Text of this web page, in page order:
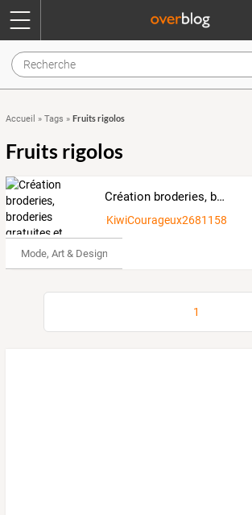
Accueil » Tags » Fruits rigolos
Fruits rigolos
Création broderies, broderies gratuites et broderies à moins de 2€
KiwiCourageux2681158
Mode, Art & Design
1